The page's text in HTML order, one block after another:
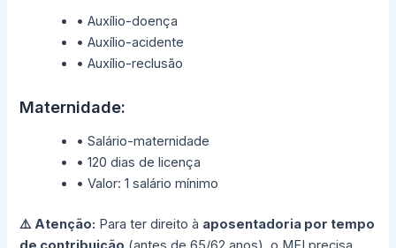
• Auxílio-doença
• Auxílio-acidente
• Auxílio-reclusão
Maternidade:
• Salário-maternidade
• 120 dias de licença
• Valor: 1 salário mínimo
⚠️ Atenção: Para ter direito à aposentadoria por tempo